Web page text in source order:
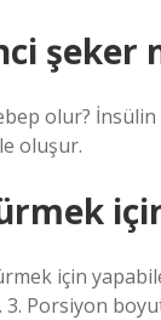
şeker
olur?
oluşur.
için
Porsiyon